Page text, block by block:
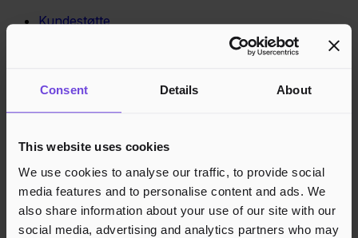
Consent Details About
This website uses cookies
We use cookies to analyse our traffic, to provide social
media features and to personalise content and ads. We
also share information about your use of our site with our
social media, advertising and analytics partners who may
Kundestøtte
Cookies
Region Norge Danmark Sverige
Godkjente betalingsmetoder
Rask og sikker betalingsbehandling